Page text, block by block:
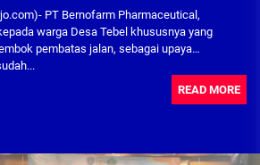
PT Bernofarm Pharmaceutical,
warga Desa Tebel khususnya yang
pembatas jalan, sebagai upaya
READ MORE